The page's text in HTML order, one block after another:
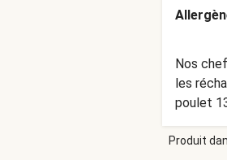
Nos
les
poulet
soja
Produit